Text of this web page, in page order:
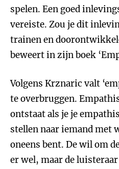
spelen. Een goed
vereiste. Zou je dit
trainen en
beweert in zijn boek
Volgens Krznaric valt
te overbruggen.
ontstaat als je je
stellen naar iemand met
oneens bent. De wil om
er wel, maar de